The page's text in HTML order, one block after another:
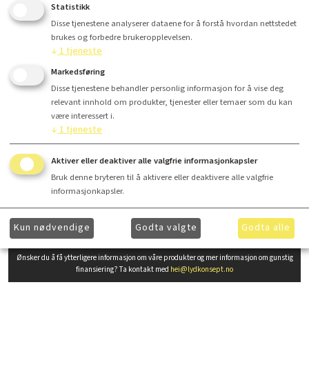
Antall
Ønsker du å få ytterligere informasjon om våre produkter og mer informasjon om gunstig
finansiering? Ta kontakt med hei@lydkonsept.no
Statistikk
Disse tjenestene analyserer dataene for å forstå hvordan nettstedet
brukes og forbedre brukeropplevelsen.
↓ 1tjeneste
Markedsføring
Disse tjenestene behandler personlig informasjon for å vise deg
relevant innhold om produkter, tjenester eller temaer som du kan
være interessert i.
↓ 1 tjeneste
Aktiver eller deaktiver alle valgfrie informasjonkapsler
Bruk denne bryteren til å aktivere eller deaktivere alle valgfrie
informasjonkapsler.
Kun nødvendige Godta valgte Godta alle